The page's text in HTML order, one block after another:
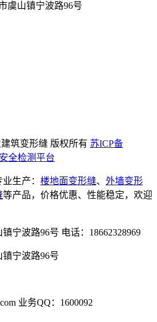
虞山镇宁波路96号
建筑变形缝 版权所有 苏ICP备
全检测平台
生产： 楼地面变形缝、 外墙变形
等产品，价格优惠、性能稳定，欢迎
宁波路96号 电话：18662328969
宁波路96号
业务QQ：1600092